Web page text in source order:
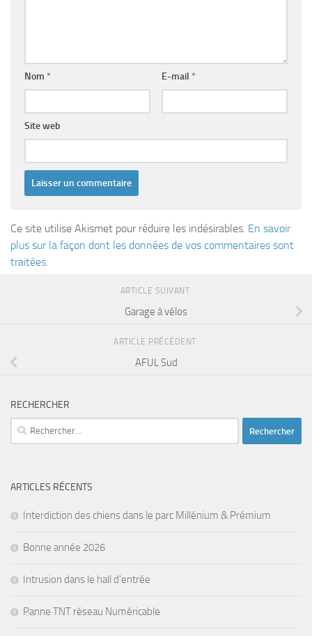
Nom * E-mail *
Site web
Ce site utilise Akismet pour réduire les indésirables. En savoir
plus sur la façon dont les données de vos commentaires sont
traitées.
ARTICLE SUIVANT
Garage à vélos
ARTICLE PRÉCÉDENT
AFUL Sud
RECHERCHER
Rechercher :
ARTICLES RÉCENTS
Interdiction des chiens dans le parc Millénium & Prémium
Bonne année 2026
Intrusion dans le hall d’entrée
Panne TNT réseau Numéricable